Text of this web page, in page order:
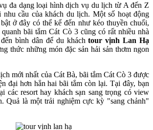
đa dạng loại hình dịch vụ du lịch từ A đến Z
cầu của khách du lịch. Một số hoạt động
ở đây có thể kể đến như kéo thuyền chuối,
bãi tắm Cát Cò 3 cũng có rất nhiều nhà
bình dân để du kháchtour vịnh Lan Hạ
thức những món đặc sản hải sản thơm ngon
mới nhất của Cát Bà, bãi tắm Cát Cò 3 được
đại hơn hẳn hai bãi tắm còn lại. Tại đây, bạn
các resort hay khách sạn sang trọng có view
Quả là một trải nghiệm cực kỳ "sang chảnh"